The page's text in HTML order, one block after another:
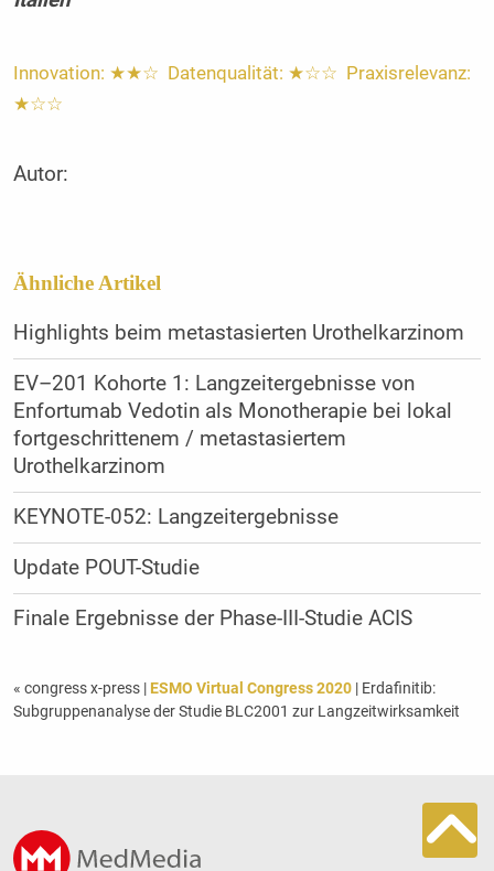
Innovation: ★★☆ Datenqualität: ★☆☆ Praxisrelevanz:
★☆☆
Autor:
Ähnliche Artikel
Highlights beim metastasierten Urothelkarzinom
EV–201 Kohorte 1: Langzeitergebnisse von
Enfortumab Vedotin als Monotherapie bei lokal
fortgeschrittenem / metastasiertem
Urothelkarzinom
KEYNOTE-052: Langzeitergebnisse
Update POUT-Studie
Finale Ergebnisse der Phase-III-Studie ACIS
« congress x-press | ESMO Virtual Congress 2020| Erdafinitib:
Subgruppenanalyse der Studie BLC2001 zur Langzeitwirksamkeit